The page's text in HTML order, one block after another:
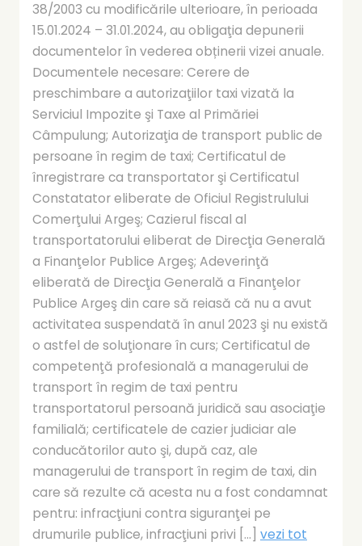
38/2003 cu modificările ulterioare, în perioada
15.01.2024 – 31.01.2024, au obligaţia depunerii
documentelor în vederea obținerii vizei anuale.
Documentele necesare: Cerere de
preschimbare a autorizaţiilor taxi vizată la
Serviciul Impozite şi Taxe al Primăriei
Câmpulung; Autorizaţia de transport public de
persoane în regim de taxi; Certificatul de
înregistrare ca transportator şi Certificatul
Constatator eliberate de Oficiul Registrulului
Comerţului Argeş; Cazierul fiscal al
transportatorului eliberat de Direcţia Generală
a Finanţelor Publice Argeş; Adeverinţă
eliberată de Direcţia Generală a Finanţelor
Publice Argeş din care să reiasă că nu a avut
activitatea suspendată în anul 2023 şi nu există
o astfel de soluţionare în curs; Certificatul de
competenţă profesională a managerului de
transport în regim de taxi pentru
transportatorul persoană juridică sau asociaţie
familială; certificatele de cazier judiciar ale
conducătorilor auto şi, după caz, ale
managerului de transport în regim de taxi, din
care să rezulte că acesta nu a fost condamnat
pentru: infracţiuni contra siguranţei pe
drumurile publice, infracţiuni privi [...] vezi tot